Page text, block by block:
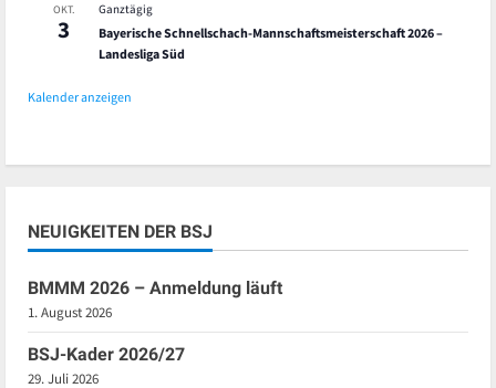
OKT.
3
Ganztägig
Bayerische Schnellschach-Mannschaftsmeisterschaft 2026 –
Landesliga Süd
Kalender anzeigen
NEUIGKEITEN DER BSJ
BMMM 2026 – Anmeldung läuft
1. August 2026
BSJ-Kader 2026/27
29. Juli 2026